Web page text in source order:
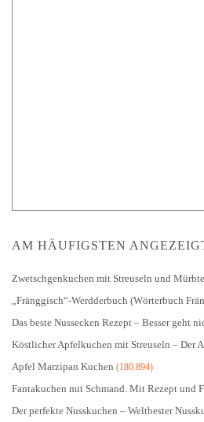
AM HÄUFIGSTEN
Zwetschgenkuchen mit Streuseln und
„Fränggisch“-Werdderbuch (Wörterbuch
Das beste Nussecken Rezept – Besser geht
Köstlicher Apfelkuchen mit Streuseln – Der
Apfel Marzipan Kuchen (180.894)
Fantakuchen mit Schmand. Mit Rezept und
Der perfekte Nusskuchen – Weltbester